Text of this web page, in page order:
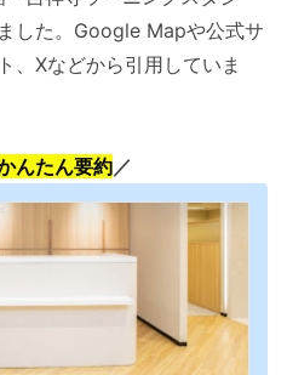
した。Google Mapや公式サ
、Xなどから引用していま
んたん要約／